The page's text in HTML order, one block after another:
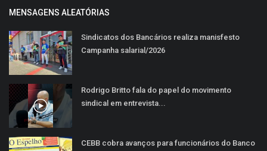
MENSAGENS ALEATÓRIAS
Sindicatos dos Bancários realiza manisfesto
Campanha salarial/2026
Rodrigo Britto fala do papel do movimento
sindical em entrevista...
CEBB cobra avanços para funcionários do Banco